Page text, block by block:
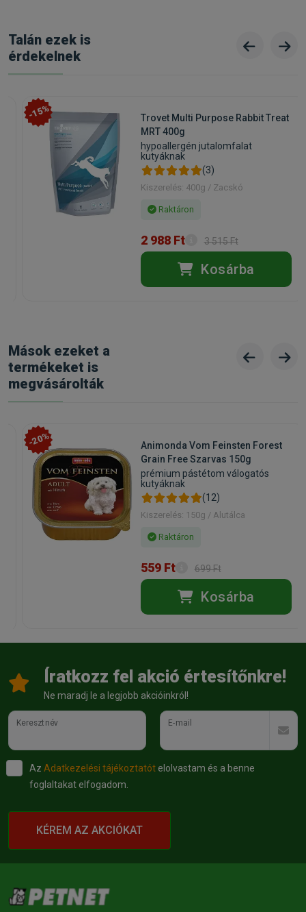
Státusz: Raktáron
Talán ezek is
érdekelnek
-15%
Trovet Multi Purpose Rabbit Treat
MRT 400g
hypoallergén jutalomfalat
kutyáknak
(3)
Kiszerelés: 400g / Zacskó
Raktáron
2 988 Ft 3 515 Ft
Kosárba
Mások ezeket a
termékeket is
megvásárolták
-20%
Animonda Vom Feinsten Forest
Grain Free Szarvas 150g
prémium pástétom válogatós
kutyáknak
(12)
Kiszerelés: 150g / Alutálca
Raktáron
559 Ft 699 Ft
Kosárba
Íratkozz fel akció értesítőnkre!
Ne maradj le a legjobb akcióinkról!
Keresztnév E-mail
Az Adatkezelési tájékoztatót elolvastam és a benne
foglaltakat elfogadom.
KÉREM AZ AKCIÓKAT